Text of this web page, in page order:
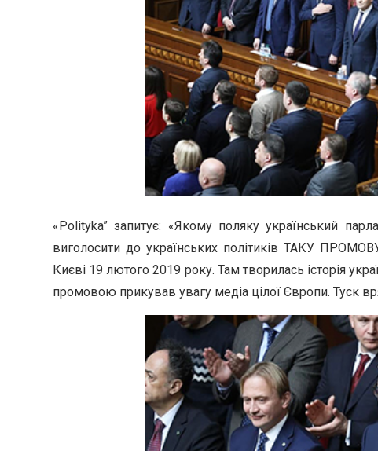
«Polityka” запитує: «Якому поляку український
виголосити до українських політиків ТАКУ
Києві 19 лютого 2019 року. Там творилась історія
промовою прикував увагу медіа цілої Європи. Туск